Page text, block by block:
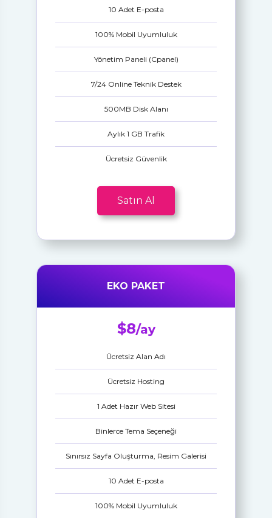
10 Adet E-posta
100% Mobil Uyumluluk
Yönetim Paneli (Cpanel)
7/24 Online Teknik Destek
500MB Disk Alanı
Aylık 1 GB Trafik
Ücretsiz Güvenlik
Satın Al
EKO PAKET
$8/ay
Ücretsiz Alan Adı
Ücretsiz Hosting
1 Adet Hazır Web Sitesi
Binlerce Tema Seçeneği
Sınırsız Sayfa Oluşturma, Resim Galerisi
10 Adet E-posta
100% Mobil Uyumluluk